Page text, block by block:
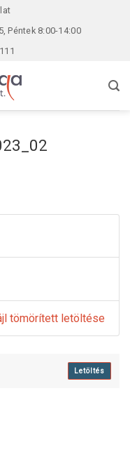
Péntek 8:00-14:00
tömörített letöltése
Letöltés